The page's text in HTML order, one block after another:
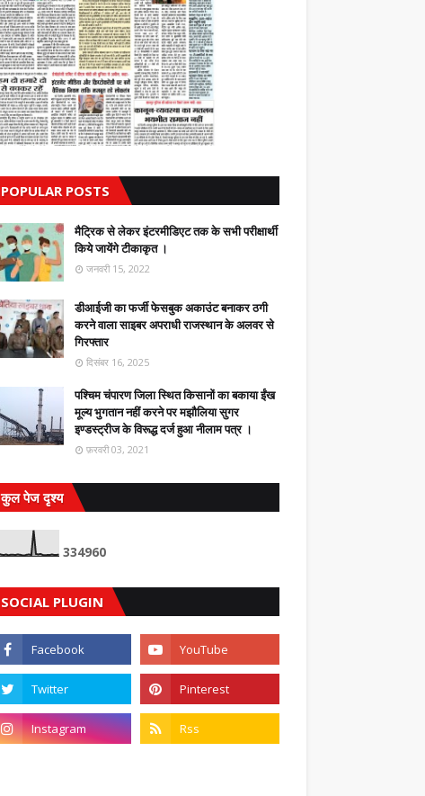
POPULAR POSTS
मैट्रिक से लेकर इंटरमीडिएट तक के सभी परीक्षार्थी
किये जायेंगे टीकाकृत ।
जनवरी 15, 2022
डीआईजी का फर्जी फेसबुक अकाउंट बनाकर ठगी
करने वाला साइबर अपराधी राजस्थान के अलवर से
गिरफ्तार
दिसंबर 16, 2025
पश्चिम चंपारण जिला स्थित किसानों का बकाया ईंख
मूल्य भुगतान नहीं करने पर मझौलिया सुगर
इण्डस्ट्रीज के विरूद्ध दर्ज हुआ नीलाम पत्र ।
फ़रवरी 03, 2021
कुल पेज दृश्य
334960
SOCIAL PLUGIN